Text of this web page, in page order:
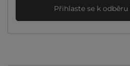
Přihlaste se k